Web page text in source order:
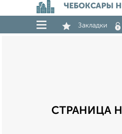
ЧЕБОКСАРЫ
Закладки
СТРАНИЦА